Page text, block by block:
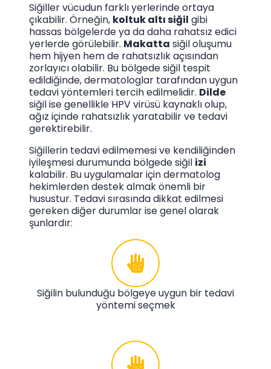
Siğiller vücudun farklı yerlerinde ortaya
çıkabilir. Örneğin, koltuk altı siğil gibi
hassas bölgelerde ya da daha rahatsız edici
yerlerde görülebilir. Makatta siğil oluşumu
hem hijyen hem de rahatsızlık açısından
zorlayıcı olabilir. Bu bölgede siğil tespit
edildiğinde, dermatologlar tarafından uygun
tedavi yöntemleri tercih edilmelidir. Dilde
siğil ise genellikle HPV virüsü kaynaklı olup,
ağız içinde rahatsızlık yaratabilir ve tedavi
gerektirebilir.
Siğillerin tedavi edilmemesi ve kendiliğinden
iyileşmesi durumunda bölgede siğil izi
kalabilir. Bu uygulamalar için dermatolog
hekimlerden destek almak önemli bir
husustur. Tedavi sırasında dikkat edilmesi
gereken diğer durumlar ise genel olarak
şunlardır:
Siğilin bulunduğu bölgeye uygun bir tedavi
yöntemi seçmek